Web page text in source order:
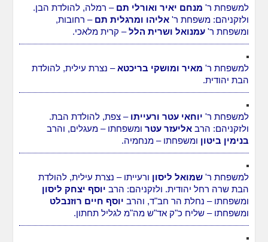
למשפחת ר' מנחם יאיר ואורלי תם – רמלה, להולדת הבן.
ולזקניהם: משפחת ר'אליהו ומרגלית תם – רחובות,
ומשפחת ר'עמנואל ושרית הלל– קרית מלאכי.
למשפחת ר' מאיר ומושקי בריכטא– נצרת עילית, להולדת
הבת יהודית.
למשפחת ר' יוחאי עטר ורעייתו – צפת, להולדת הבת.
ולזקניהם: הרבאליעזר עטר ומשפחתו – מעגלים, והרב
בנימין ביטון ומשפחתו – מנחמיה.
למשפחת ר'שמואל ליסון ורעייתו – נצרת עילית, להולדת
הבת שרה רחל יהודית. ולזקניהם: הרב יוסף יצחק ליסון
ומשפחתו – נחלת הר חב"ד, והרב יוסף חיים רוזנבלט
ומשפחתו – שליח כ"ק אד"ש מה"מ לגליל תחתון.